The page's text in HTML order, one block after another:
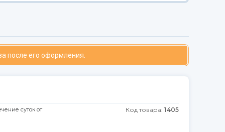
после его оформления.
суток от Код товара: 1405